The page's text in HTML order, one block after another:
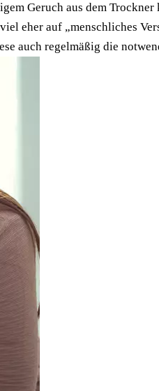
Geruch aus dem
eher auf „menschliches
auch regelmäßig die